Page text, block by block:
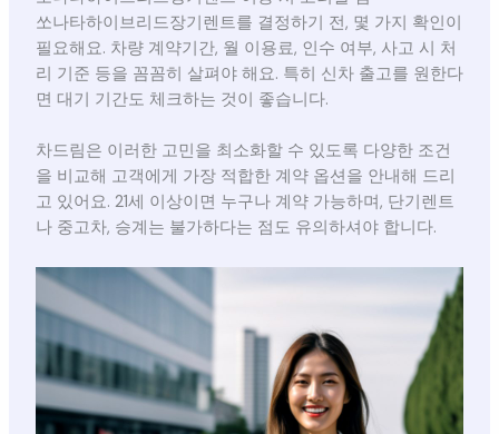
쏘나타하이브리드장기렌트를 결정하기 전, 몇 가지 확인이
필요해요. 차량 계약기간, 월 이용료, 인수 여부, 사고 시 처
리 기준 등을 꼼꼼히 살펴야 해요. 특히 신차 출고를 원한다
면 대기 기간도 체크하는 것이 좋습니다.
차드림은 이러한 고민을 최소화할 수 있도록 다양한 조건
을 비교해 고객에게 가장 적합한 계약 옵션을 안내해 드리
고 있어요. 21세 이상이면 누구나 계약 가능하며, 단기렌트
나 중고차, 승계는 불가하다는 점도 유의하셔야 합니다.